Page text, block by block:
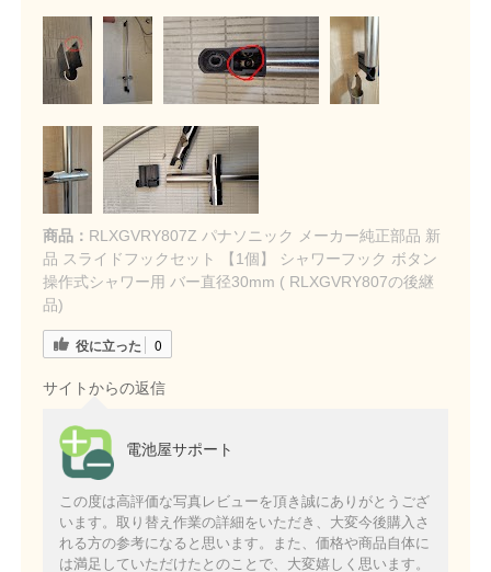
商品： RLXGVRY807Z パナソニック メーカー純正部品 新
品 スライドフックセット 【1個】 シャワーフック ボタン
操作式シャワー用 バー直径30mm ( RLXGVRY807の後継
品)
役に立った 0
サイトからの返信
電池屋サポート
この度は高評価な写真レビューを頂き誠にありがとうござ
います。取り替え作業の詳細をいただき、大変今後購入さ
れる方の参考になると思います。また、価格や商品自体に
は満足していただけたとのことで、大変嬉しく思います。